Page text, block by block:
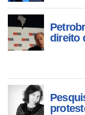
direito